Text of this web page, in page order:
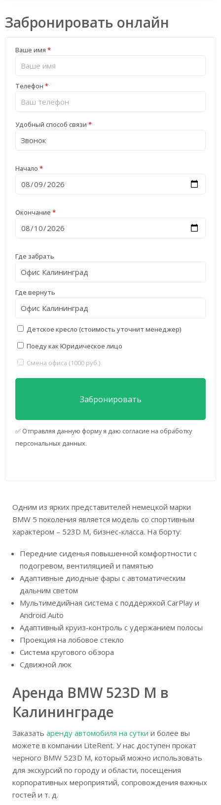
Забронировать онлайн
Ваше имя *
Телефон *
Удобный способ связи *
Начало *
Окончание *
Где забрать
Где вернуть
Детское кресло (стоимость уточнит менеджер)
Поеду как Юридическое лицо
Смена офиса (1000 руб.)
✅ Отправляя данную форму я даю согласие на обработку
персональных данных.
Одним из ярких представителей немецкой марки
BMW 5 поколения является модель со спортивным
характером – 523D M, бизнес-класса. На борту:
Передние сиденья повышенной комфортности с
подогревом, вентиляцией и памятью
Адаптивные диодные фары с автоматическим
дальним светом
Мультимедийная система с поддержкой CarPlay и
Android Auto
Адаптивный круиз-контроль с удержанием полосы
Проекция на лобовое стекло
Система кругового обзора
Сдвижной люк
Аренда BMW 523D M в
Калининграде
Заказать аренду автомобиля на сутки и более вы
можете в компании LiteRent. У нас доступен прокат
черного BMW 523D M, который можно использовать
для экскурсий по городу и области, посещения
корпоративных мероприятий, сопровождения важных
гостей и т. д.